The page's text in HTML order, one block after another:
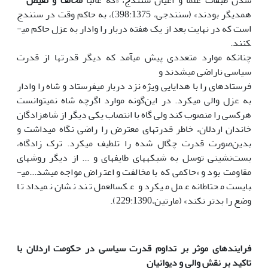
همدیگر بودند» (سنندجی، 398:1375)، به حاکم وقت در سنندج
است که در نهایت بعد از یک هفته دربار را وادار به عزل حاکم می­
کنند.
چنان­که موارد متعددی پیش می­آمد که دیگر قدرت­ها از قدرت
سیاسی ناراضی می­شدند و
فرستاده­ای را با هدایایی ویژه نزد دربار می­فرستاد و شاه را وادار
به عزل والی می­کرد. در این‌گونه موارد اگرچه شاه نمی­توانست
هرکسی را منصوب کند ولی گاه با انتصاب یکی دیگر از شاهزادگان
خاندان اردلان، خاطر قدرت­های معترض را راضی نگاه می­داشت و
بدین‌صورت قدرت چگال شده را تلطیف می­کرد. ترک زادگاه،
بست‌نشینی توسل به شبکه­های طایفه­ای و ... از دیگر روش­های
مقاومت بود و «حاکمی که با مخالفت و اعتراض مواجه می­شد...می­
بایست محتاطانه عمل می­کرد و عکس­العمل تند نشان نمی­داد تا
وضع را بدتر نکند» (مارتین،229:1390).
فرایندهای موثر بر تداوم قدرت سیاسی در حکومت اردلان با
تاکید بر نقش والی و دیوانیان